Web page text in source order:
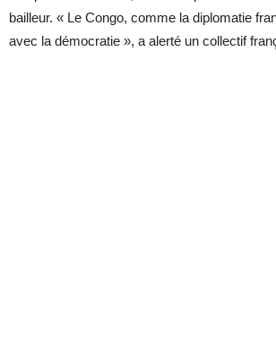
bailleur. « Le Congo, comme la diplomatie
avec la démocratie », a alerté un collectif